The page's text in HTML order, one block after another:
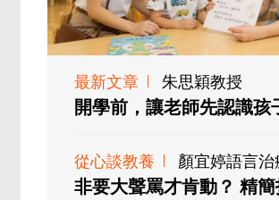
最新文章 朱思穎教授
開學前，讓老師先認識孩
從心談教養 顏宜婷語言治
非要大聲罵才肯動？ 精